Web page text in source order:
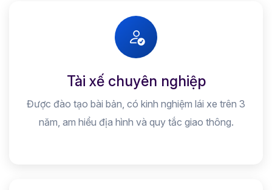
Tài xế chuyên nghiệp
Được đào tạo bài bản, có kinh nghiệm lái xe trên 3
năm, am hiểu địa hình và quy tắc giao thông.